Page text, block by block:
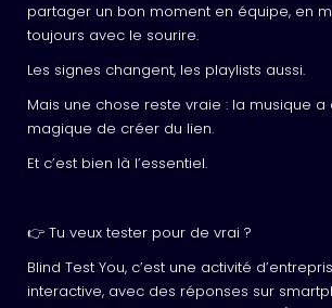
partager un bon moment en équipe, en
toujours avec le sourire.
Les signes changent, les playlists aussi.
Mais une chose reste vraie : la musique
magique de créer du lien.
Et c’est bien là l’essentiel.
👉 Tu veux tester pour de vrai ?
Blind Test You, c’est une activité
interactive, avec des réponses sur